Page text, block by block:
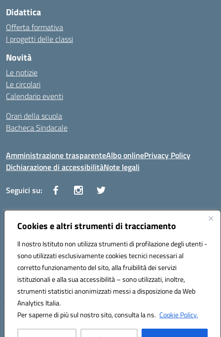
Cookies e altri strumenti di tracciamento
Il nostro Istituto non utilizza strumenti di profilazione degli utenti -
sono utilizzati esclusivamente cookies tecnici necessari al
corretto funzionamento del sito, alla fruibilità dei servizi
istituzionali e alla sua accessibilità – sono utilizzati, inoltre,
strumenti statistici anonimizzati messi a disposizione da Web
Analytics Italia.
Per saperne di più sul nostro sito, consulta la ns. Cookie Policy.
Didattica
Offerta formativa
I progetti delle classi
Novità
Le notizie
Le circolari
Calendario eventi
Orari della scuola
Bacheca Sindacale
Amministrazione trasparenteAlbo onlinePrivacy Policy
Dichiarazione di accessibilitàNote legali
Seguici su:
Indirizzo:Via Vaccari n.5 e Via Falcone n.20 - 91025 Marsala
Posta elettronica certificata (PEC):tppm03000q@pec.istruzione.it
Codice fiscale: 82004490817
Codice meccanografico: TPPM03000Q
Hosting & Powered by 3D Solution S.r.l.
Concept & Design by Designers Italia